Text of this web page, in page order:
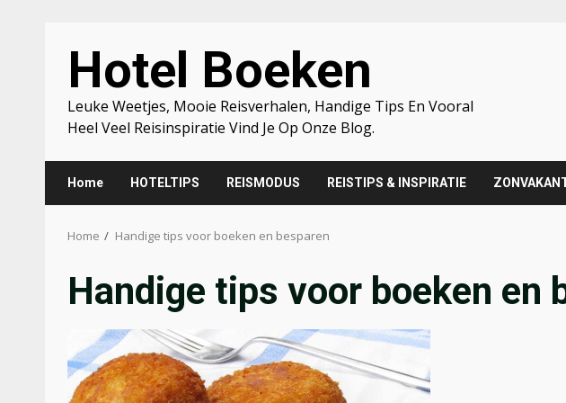
content
Hotel Boeken
Leuke Weetjes, Mooie Reisverhalen, Handige Tips En Vooral
Heel Veel Reisinspiratie Vind Je Op Onze Blog.
Home HOTELTIPS REISMODUS REISTIPS & INSPIRATIE
Home Handige tips voor boeken en besparen
Handige tips voor boeken en